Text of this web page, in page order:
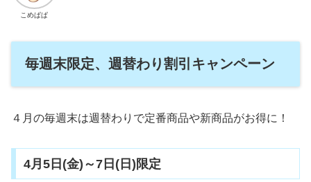
こめぱぱ
毎週末限定、週替わり割引キャンペーン
４月の毎週末は週替わりで定番商品や新商品がお得に！
4月5日(金)～7日(日)限定